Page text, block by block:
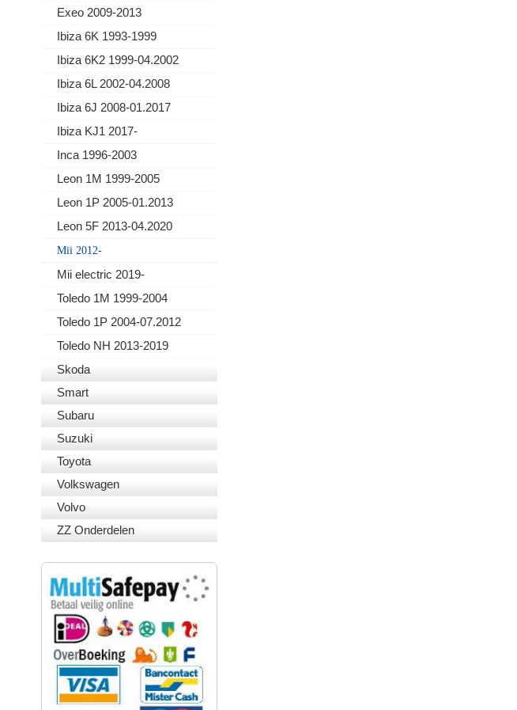
Exeo 2009-2013
Ibiza 6K 1993-1999
Ibiza 6K2 1999-04.2002
Ibiza 6L 2002-04.2008
Ibiza 6J 2008-01.2017
Ibiza KJ1 2017-
Inca 1996-2003
Leon 1M 1999-2005
Leon 1P 2005-01.2013
Leon 5F 2013-04.2020
Mii 2012-
Mii electric 2019-
Toledo 1M 1999-2004
Toledo 1P 2004-07.2012
Toledo NH 2013-2019
Skoda
Smart
Subaru
Suzuki
Toyota
Volkswagen
Volvo
ZZ Onderdelen